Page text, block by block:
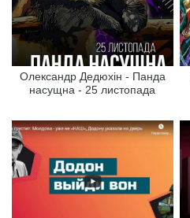
Олександр Дедюхін - Панда
насущна - 25 листопада